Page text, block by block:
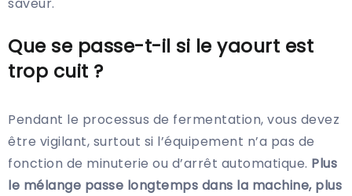
saveur.
Que se passe-t-il si le yaourt est
trop cuit ?
Pendant le processus de fermentation, vous devez
être vigilant, surtout si l’équipement n’a pas de
fonction de minuterie ou d’arrêt automatique. Plus
le mélange passe longtemps dans la machine, plus